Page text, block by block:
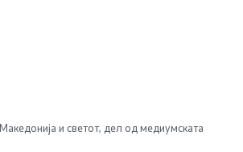
и светот, дел од медиумската